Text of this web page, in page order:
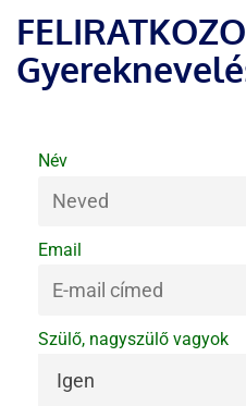
Név
Email
Szülő, nagyszülő vagyok